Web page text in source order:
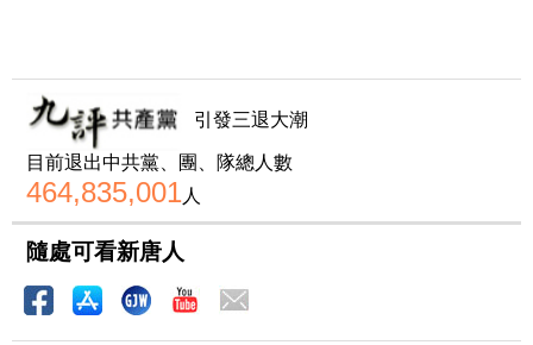
引發三退大潮
目前退出中共黨、團、隊總人數
464,835,001人
隨處可看新唐人